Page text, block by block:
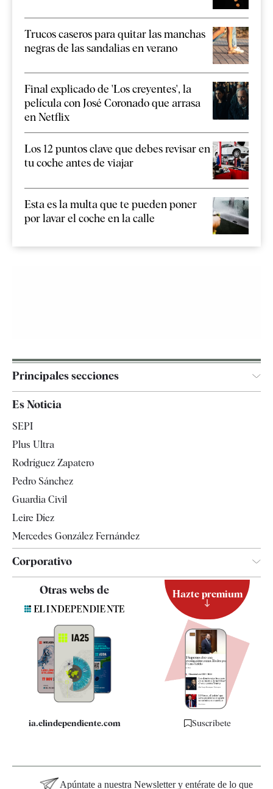
Trucos caseros para quitar las manchas
negras de las sandalias en verano
Final explicado de 'Los creyentes', la
película con José Coronado que arrasa
en Netflix
Los 12 puntos clave que debes revisar en
tu coche antes de viajar
Esta es la multa que te pueden poner
por lavar el coche en la calle
Principales secciones
España
Televisión
Es Noticia
SEPI
Plus Ultra
Rodríguez Zapatero
Pedro Sánchez
Guardia Civil
Leire Díez
Mercedes González Fernández
Corporativo
Contacto
Quiénes somos
Especificaciones
Otras webs de
ia.elindependiente.com
Hazte premium
Suscríbete
Apúntate a nuestra Newsletter y entérate de lo que